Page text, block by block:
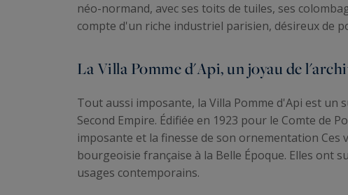
néo-normand, avec ses toits de tuiles, ses
compte d'un riche industriel parisien, désireux de
La Villa Pomme d'Api, un joyau de
Tout aussi imposante, la Villa Pomme d'Api est un
Second Empire. Édifiée en 1923 pour le Comte de
imposante et la finesse de son ornementation
bourgeoisie française à la Belle Époque. Elles ont
usages contemporains.